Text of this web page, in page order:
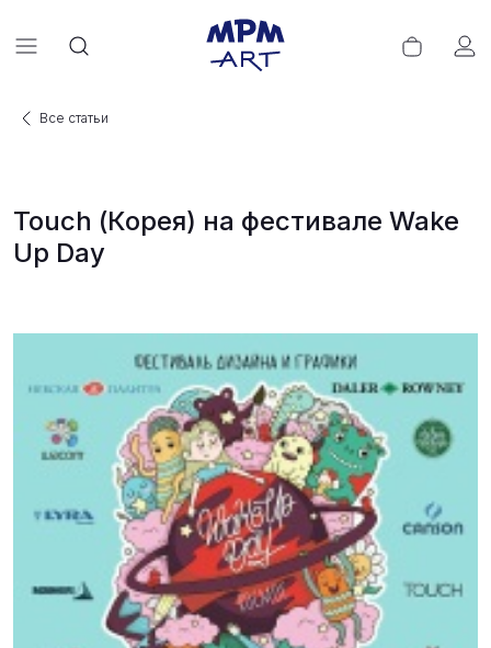
Все статьи
Touch (Корея) на фестивале Wake
Up Day
Новости 04 апреля 2019